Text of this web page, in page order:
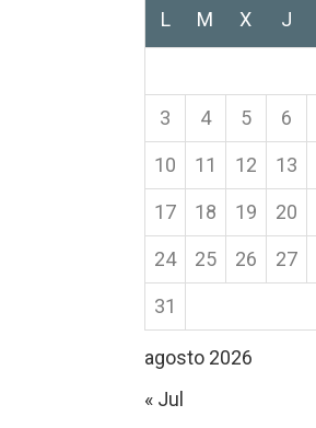
agosto 2026
L M X J
3 4 5 6
10 11 12 13
17 18 19 20
24 25 26 27
31
« Jul